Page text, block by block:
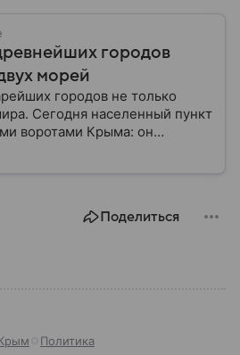
городов
морей
городов не только
Сегодня населенный пункт
воротами Крыма: он
наследием,
Поделиться
Политика